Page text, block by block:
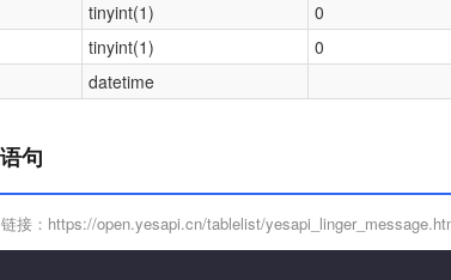
tinyint(1) 0
tinyint(1) 0
datetime
句
接：https://open.yesapi.cn/tablelist/